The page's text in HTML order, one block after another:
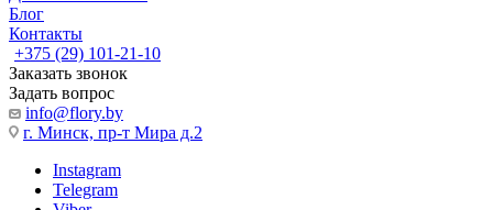
Блог
Контакты
+375 (29) 101-21-10
Заказать звонок
Задать вопрос
info@flory.by
г. Минск, пр-т Мира д.2
Instagram
Telegram